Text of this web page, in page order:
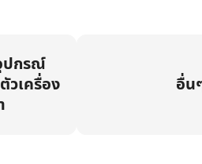
ปกรณ์
วเครื่อง
อื่น